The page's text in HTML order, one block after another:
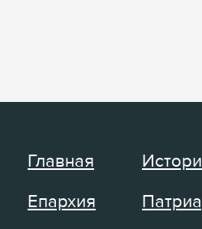
Главная
Епархия